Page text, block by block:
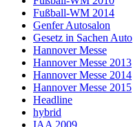
Fußball-WM 2014
Genfer Autosalon
Gesetz in Sachen Auto
Hannover Messe
Hannover Messe 2013
Hannover Messe 2014
Hannover Messe 2015
Headline
hybrid